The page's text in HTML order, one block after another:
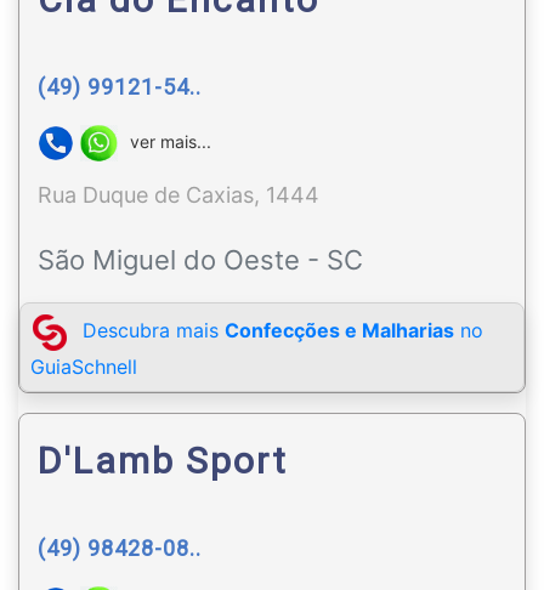
(49) 99121-54..
ver mais...
Rua Duque de Caxias, 1444
São Miguel do Oeste - SC
Descubra mais Confecções e Malharias no
GuiaSchnell
D'Lamb Sport
(49) 98428-08..